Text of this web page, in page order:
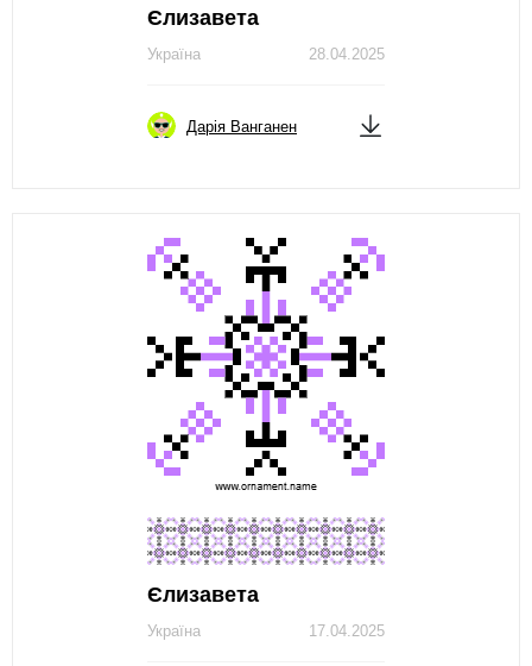
Єлизавета
28.04.2025
Україна
Дарія Ванганен
Єлизавета
17.04.2025
Україна